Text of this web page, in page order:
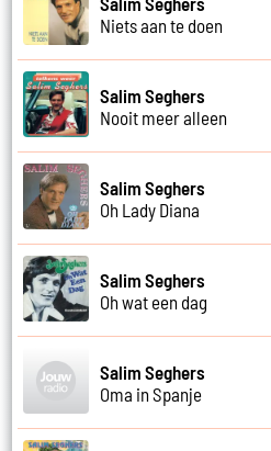
Niets aan te doen
Salim Seghers
Nooit meer alleen
Salim Seghers
Oh Lady Diana
Salim Seghers
Oh wat een dag
Salim Seghers
Oma in Spanje